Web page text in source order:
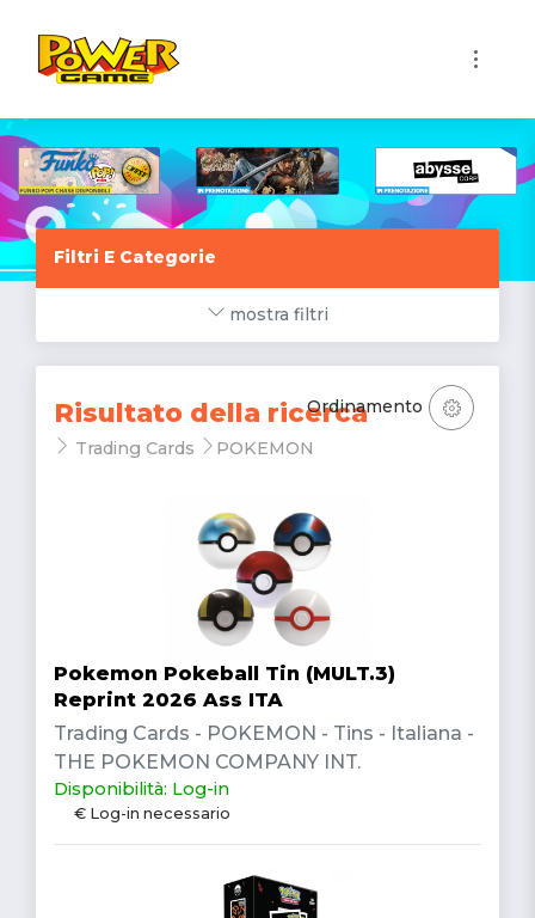
Filtri E Categorie
mostra filtri
Risultato della ricerca
Trading Cards POKEMON
Ordinamento
Pokemon Pokeball Tin (MULT.3)
Reprint 2026 Ass ITA
Trading Cards - POKEMON - Tins - Italiana -
THE POKEMON COMPANY INT.
Disponibilità: Log-in
€ Log-in necessario